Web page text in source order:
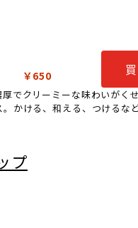
￥650
でクリーミーな味わいがく
かける、和える、つけるな
プ